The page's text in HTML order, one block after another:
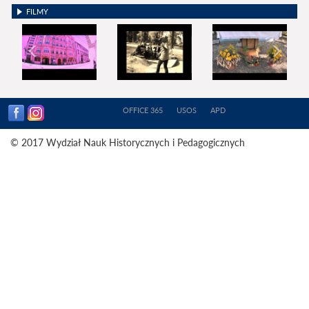
FILMY
OFFICE 365 USOS APD
© 2017 Wydział Nauk Historycznych i Pedagogicznych